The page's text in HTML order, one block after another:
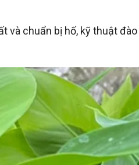
và chuẩn bị hố, kỹ thuật